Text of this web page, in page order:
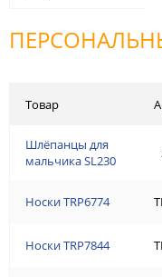
Товар
Шлёпанцы для
мальчика SL230
Носки TRP6774
Носки TRP7844